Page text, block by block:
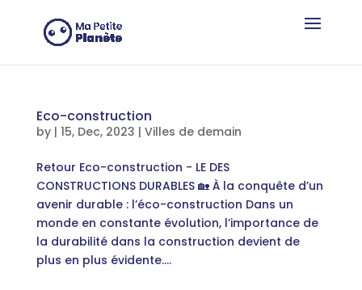
Eco-construction
by | 15, Dec, 2023 | Villes de demain
Retour Eco-construction - LE DES
CONSTRUCTIONS DURABLES 🏡 À la conquête d’un
avenir durable : l’éco-construction Dans un
monde en constante évolution, l’importance de
la durabilité dans la construction devient de
plus en plus évidente....